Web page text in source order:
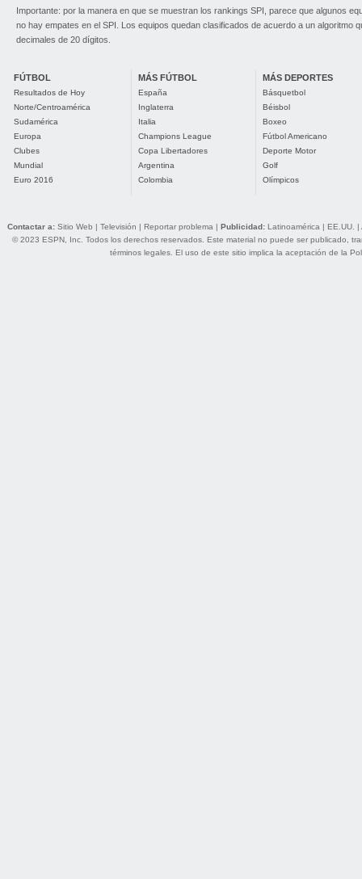
Importante: por la manera en que se muestran los rankings SPI, parece que algunos
no hay empates en el SPI. Los equipos quedan clasificados de acuerdo a un algoritmo
decimales de 20 dígitos.
FÚTBOL
Resultados de Hoy
Norte/Centroamérica
Sudamérica
Europa
Clubes
Mundial
Euro 2016
MÁS FÚTBOL
España
Inglaterra
Italia
Champions League
Copa Libertadores
Argentina
Colombia
MÁS DEPORTES
Básquetbol
Béisbol
Boxeo
Fútbol Americano
Deporte Motor
Golf
Olímpicos
Contactar a: Sitio Web | Televisión | Reportar problema | Publicidad: Latinoamérica | EE.UU. |
© 2023 ESPN, Inc. Todos los derechos reservados. Este material no puede ser publicado,
términos legales. El uso de este sitio implica la aceptación de la